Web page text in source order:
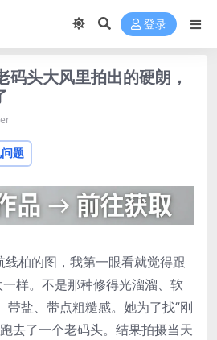
登录
头大风里拍出的硬朗，
题
柏的图，我第一眼看就觉得跟
样。不是那种修得光溜溜、软
带盐、带点粗糙感。她为了找“刚
去了一个老码头。结果拍摄当天